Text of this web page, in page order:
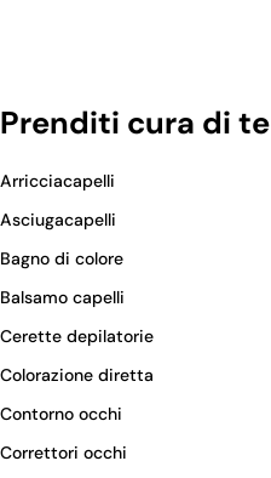
Prenditi cura di te
Arricciacapelli
Asciugacapelli
Bagno di colore
Balsamo capelli
Cerette depilatorie
Colorazione diretta
Contorno occhi
Correttori occhi